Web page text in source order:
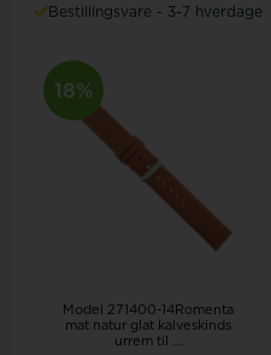
Bestillingsvare - 3-7 hverdage
18%
Model 271400-14Romenta
mat natur glat kalveskinds
urrem til ...